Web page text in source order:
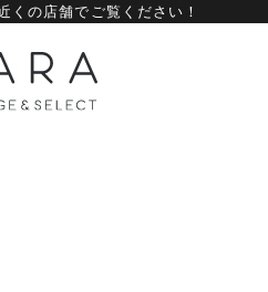
くの店舗でご覧ください！